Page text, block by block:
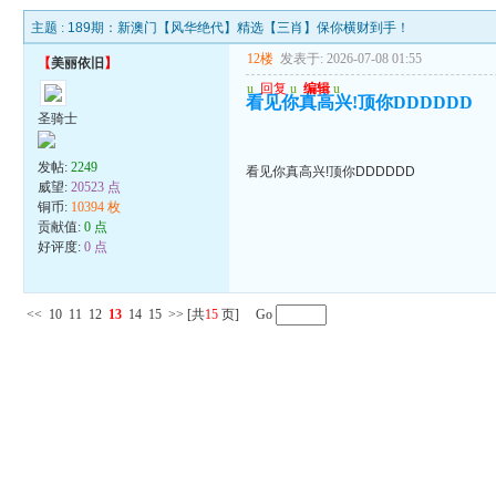
主题 : 189期：新澳门【风华绝代】精选【三肖】保你横财到手！
【美丽依旧 】
圣骑士
发帖:2249
威望:20523 点
铜币: 10394 枚
贡献值:0 点
好评度:0 点
12楼 发表于: 2026-07-08 01:55
u 回复 u 编辑 u
看见你真高兴!顶你DDDDDD
看见你真高兴!顶你DDDDDD
<< 10 11 12 13 14 15 >> [共15 页] Go